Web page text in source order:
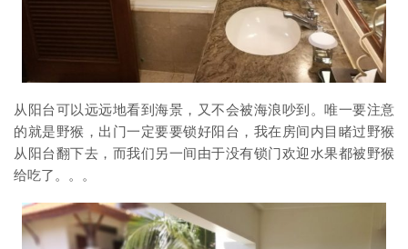
从阳台可以远远地看到海景，又不会被海浪吵到。唯一要注意
的就是野猴，出门一定要要锁好阳台，我在房间内目睹过野猴
从阳台翻下去，而我们另一间由于没有锁门欢迎水果都被野猴
给吃了。。。